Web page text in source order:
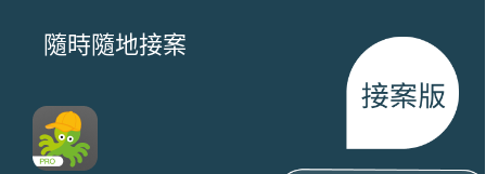
隨時隨地接案